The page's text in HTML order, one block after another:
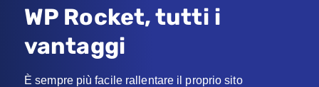
WP Rocket, tutti i
vantaggi
È sempre più facile rallentare il proprio sito